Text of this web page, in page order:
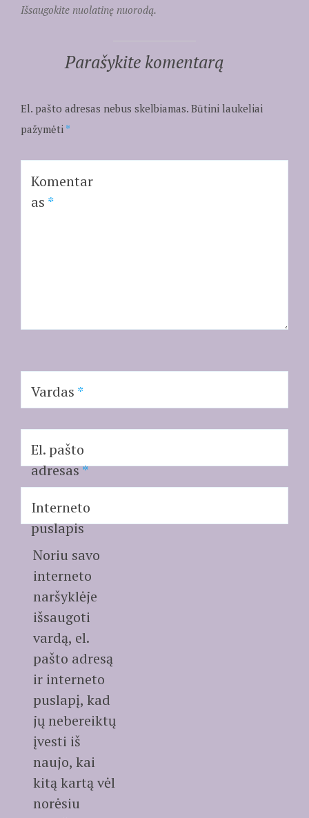
Išsaugokite nuolatinę nuorodą.
Parašykite komentarą
El. pašto adresas nebus skelbiamas. Būtini laukeliai
pažymėti *
Komentar
as *
Vardas *
El. pašto
adresas*
Interneto
puslapis
Noriu savo
interneto
naršyklėje
išsaugoti
vardą, el.
pašto adresą
ir interneto
puslapį, kad
jų nebereiktų
įvesti iš
naujo, kai
kitą kartą vėl
norėsiu